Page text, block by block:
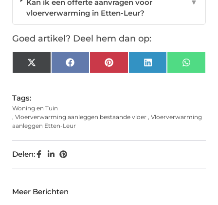
Kan ik een offerte aanvragen voor
vloerverwarming in Etten-Leur?
▼
Goed artikel? Deel hem dan op:
X
(Twitter)
FacebookPinterest LinkedIn
Tags:
Woning en Tuin
, Vloerverwarming aanleggen bestaande vloer , Vloerverwarming
aanleggen Etten-Leur
Delen:
Meer Berichten